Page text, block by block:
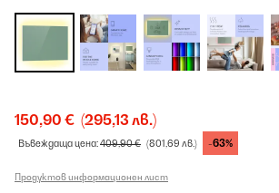
150,90 € (295,13 лв.)
Въвеждаща цена:409,90 € (801,69 лв.) -63%
Продуктов информационен лист